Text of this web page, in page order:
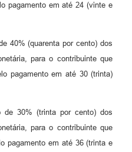
pagamento em até 24 (vinte e
40% (quarenta por cento) dos
para o contribuinte que
pagamento em até 30 (trinta)
de 30% (trinta por cento) dos
para o contribuinte que
pagamento em até 36 (trinta e